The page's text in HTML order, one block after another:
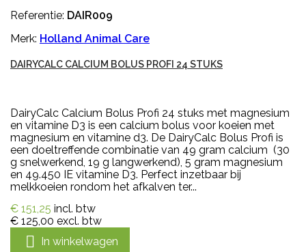
Referentie: DAIR009
Merk: Holland Animal Care
DAIRYCALC CALCIUM BOLUS PROFI 24 STUKS
DairyCalc Calcium Bolus Profi 24 stuks met magnesium
en vitamine D3 is een calcium bolus voor koeien met
magnesium en vitamine d3. De DairyCalc Bolus Profi is
een doeltreffende combinatie van 49 gram calcium (30
g snelwerkend, 19 g langwerkend), 5 gram magnesium
en 49.450 IE vitamine D3. Perfect inzetbaar bij
melkkoeien rondom het afkalven ter...
€ 151,25 incl. btw
€ 125,00 excl. btw
 In winkelwagen